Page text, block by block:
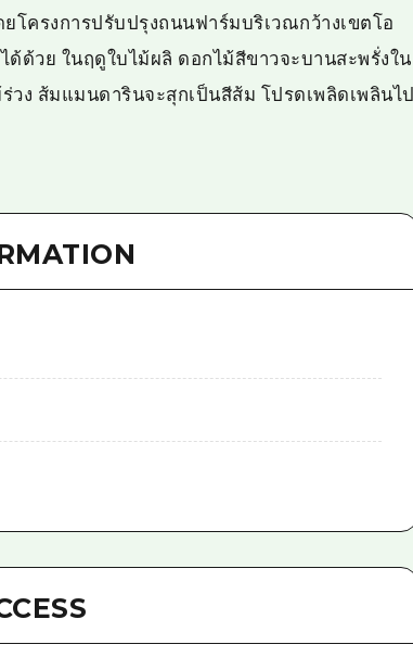
ครงการปรับปรุงถนนฟาร์มบริเวณกว้างเขตโอ
ด้วย ในฤดูใบไม้ผลิ ดอกไม้สีขาวจะบานสะพรั่งใน
ง ส้มแมนดารินจะสุกเป็นสีส้ม โปรดเพลิดเพลินไป